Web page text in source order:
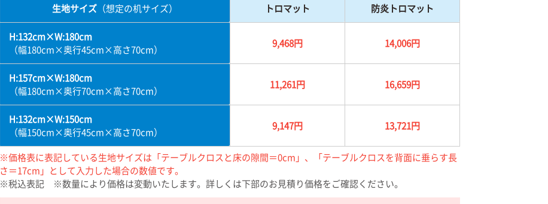
生地サイズ （想定の机サイズ） トロマット 防炎トロマット
H:132cm×W:180cm
（幅180cm×奥行45cm×高さ70cm）
9,468円 14,006円
H:157cm×W:180cm
（幅180cm×奥行70cm×高さ70cm）
11,261円 16,659円
H:132cm×W:150cm
（幅150cm×奥行45cm×高さ70cm）
9,147円 13,721円
※価格表に表記している生地サイズは「テーブルクロスと床の隙間＝0cm」、「テーブルクロスを背面に垂らす長
さ＝17cm」として入力した場合の数値です。
※税込表記 ※数量により価格は変動いたします。詳しくは下部のお見積り価格をご確認ください。